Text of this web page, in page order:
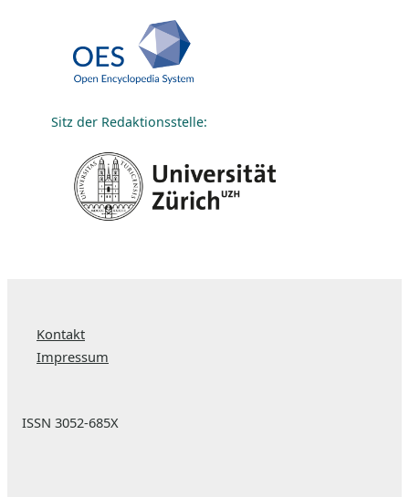
Sitz der Redaktionsstelle:
Kontakt
Impressum
ISSN 3052-685X